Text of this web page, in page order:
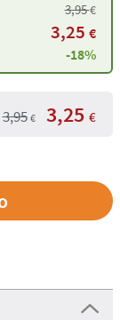
3,95€
3,25 €
-18%
3,95 € 3,25 €